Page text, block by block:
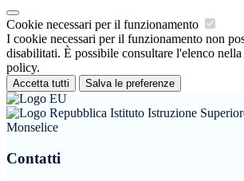
Cookie necessari per il funzionamento
I cookie necessari per il funzionamento non
disabilitati. È possibile consultare l'elenco
policy.
Accetta tutti Salva le preferenze
Istituto Istruzione
Monselice
Contatti